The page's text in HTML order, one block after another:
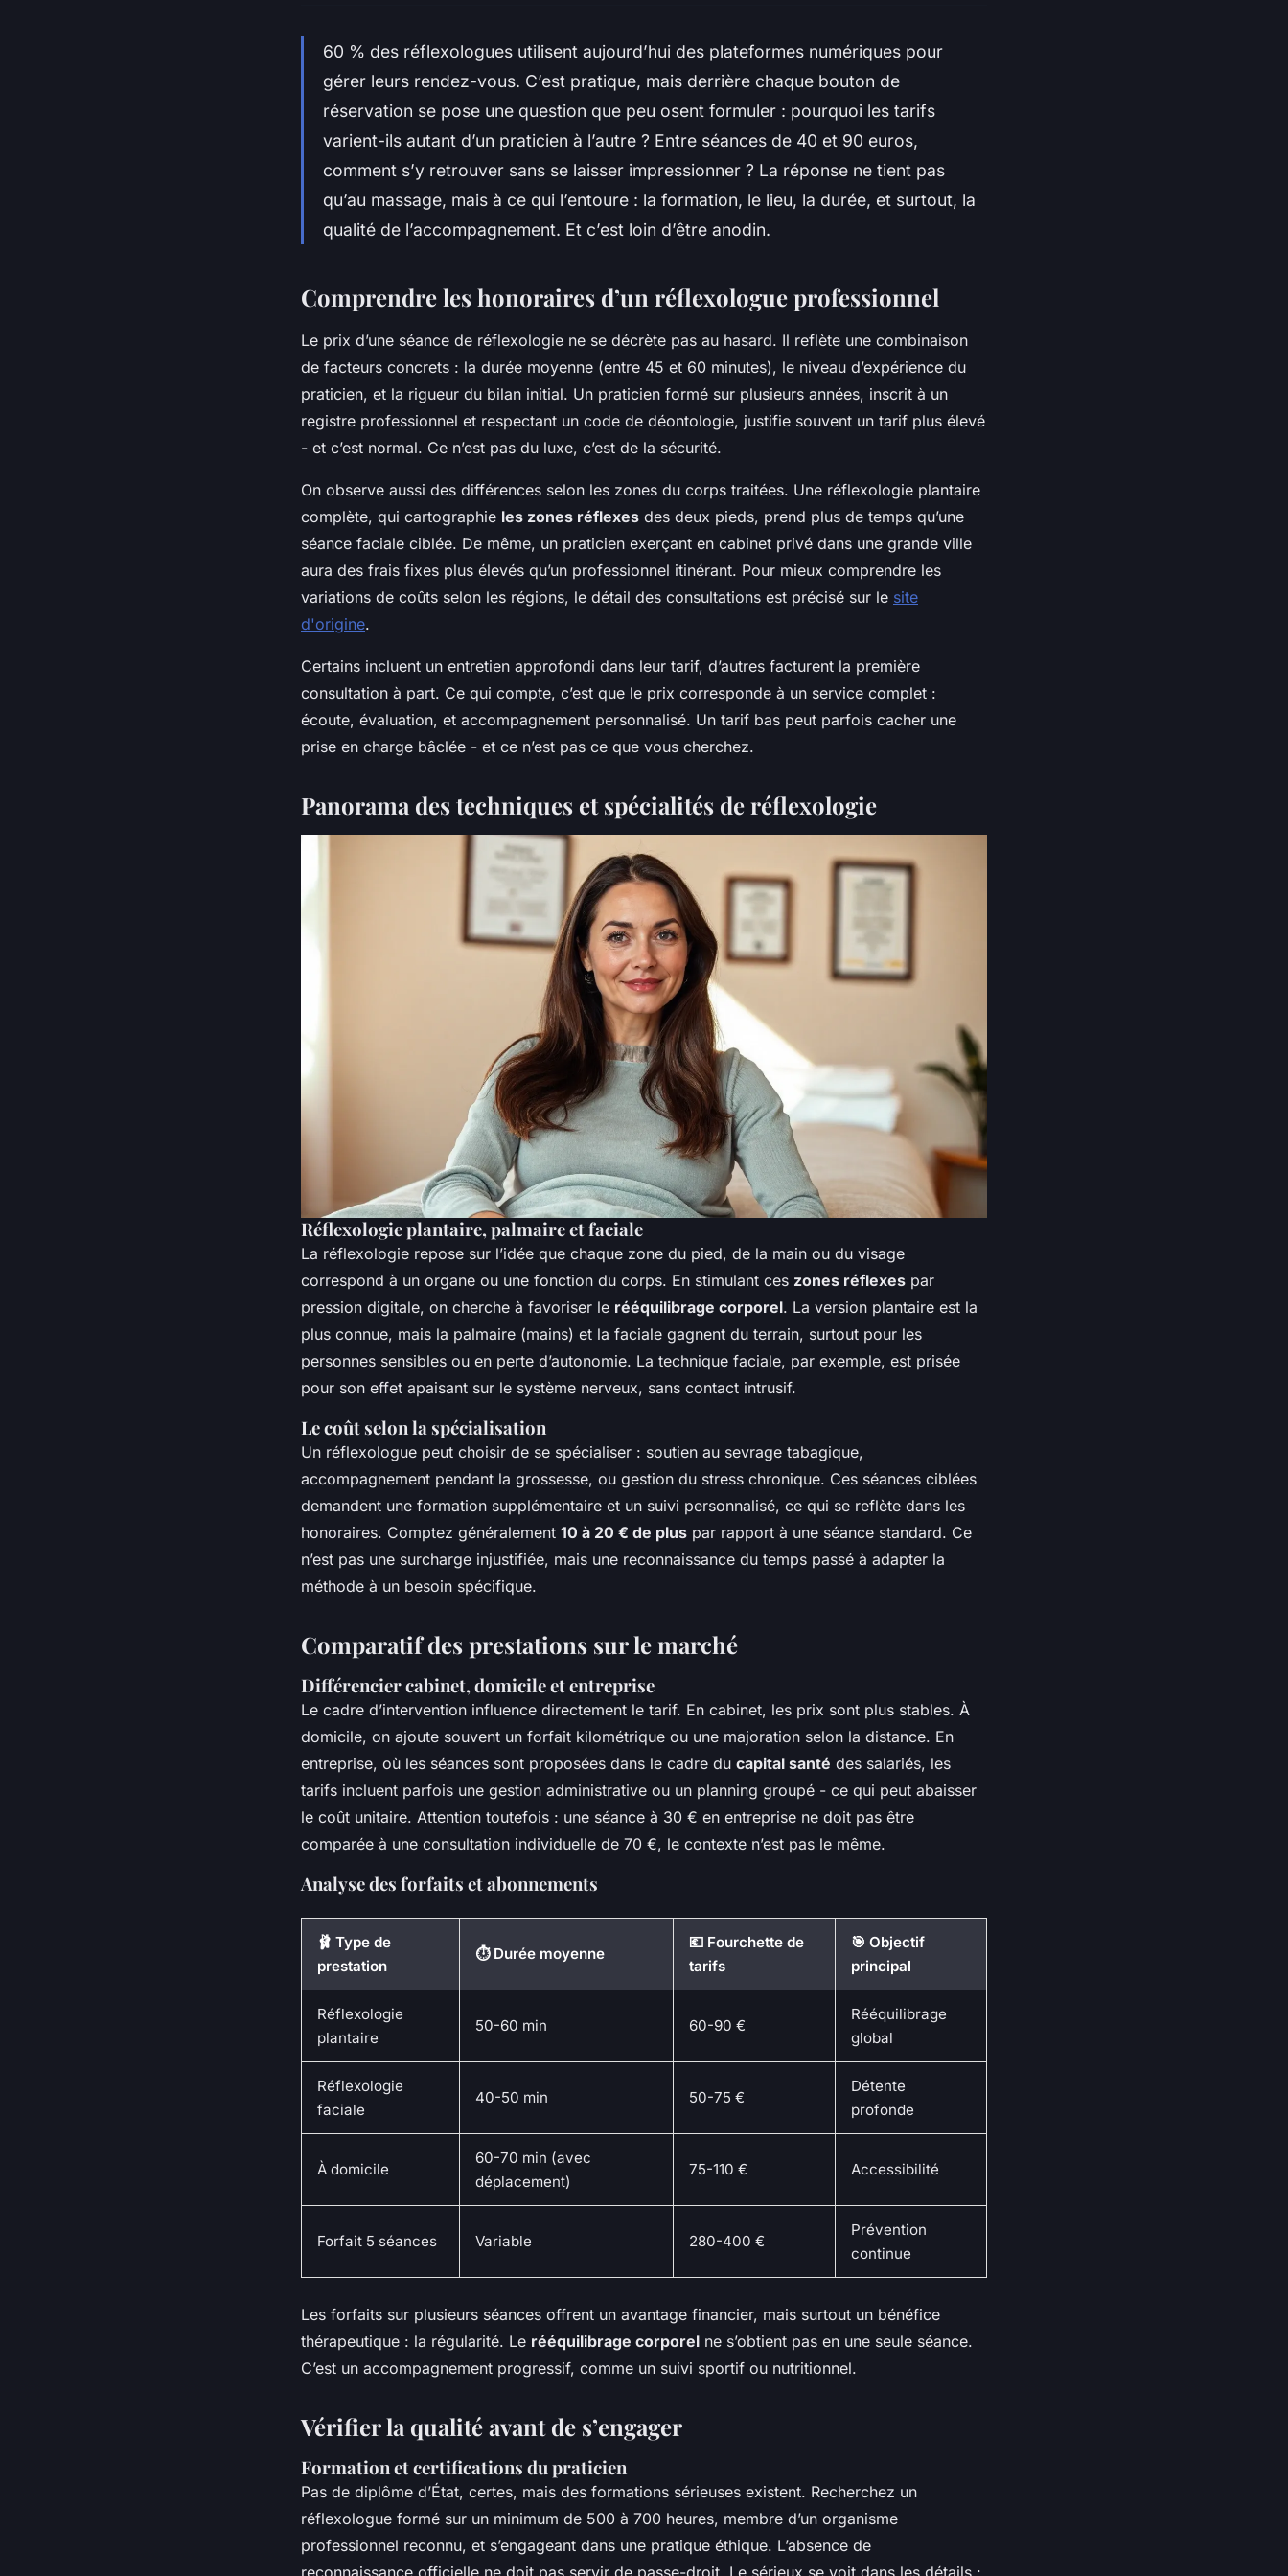
60 % des réflexologues utilisent aujourd’hui des plateformes numériques pour
gérer leurs rendez-vous. C’est pratique, mais derrière chaque bouton de
réservation se pose une question que peu osent formuler : pourquoi les tarifs
varient-ils autant d’un praticien à l’autre ? Entre séances de 40 et 90 euros,
comment s’y retrouver sans se laisser impressionner ? La réponse ne tient pas
qu’au massage, mais à ce qui l’entoure : la formation, le lieu, la durée, et surtout, la
qualité de l’accompagnement. Et c’est loin d’être anodin.
Comprendre les honoraires d’un réflexologue professionnel
Le prix d’une séance de réflexologie ne se décrète pas au hasard. Il reflète une combinaison
de facteurs concrets : la durée moyenne (entre 45 et 60 minutes), le niveau d’expérience du
praticien, et la rigueur du bilan initial. Un praticien formé sur plusieurs années, inscrit à un
registre professionnel et respectant un code de déontologie, justifie souvent un tarif plus élevé
- et c’est normal. Ce n’est pas du luxe, c’est de la sécurité.
On observe aussi des différences selon les zones du corps traitées. Une réflexologie plantaire
complète, qui cartographie les zones réflexes des deux pieds, prend plus de temps qu’une
séance faciale ciblée. De même, un praticien exerçant en cabinet privé dans une grande ville
aura des frais fixes plus élevés qu’un professionnel itinérant. Pour mieux comprendre les
variations de coûts selon les régions, le détail des consultations est précisé sur le site
d'origine.
Certains incluent un entretien approfondi dans leur tarif, d’autres facturent la première
consultation à part. Ce qui compte, c’est que le prix corresponde à un service complet :
écoute, évaluation, et accompagnement personnalisé. Un tarif bas peut parfois cacher une
prise en charge bâclée - et ce n’est pas ce que vous cherchez.
Panorama des techniques et spécialités de réflexologie
Réflexologie plantaire, palmaire et faciale
La réflexologie repose sur l’idée que chaque zone du pied, de la main ou du visage
correspond à un organe ou une fonction du corps. En stimulant ces zones réflexes par
pression digitale, on cherche à favoriser le rééquilibrage corporel. La version plantaire est la
plus connue, mais la palmaire (mains) et la faciale gagnent du terrain, surtout pour les
personnes sensibles ou en perte d’autonomie. La technique faciale, par exemple, est prisée
pour son effet apaisant sur le système nerveux, sans contact intrusif.
Le coût selon la spécialisation
Un réflexologue peut choisir de se spécialiser : soutien au sevrage tabagique,
accompagnement pendant la grossesse, ou gestion du stress chronique. Ces séances ciblées
demandent une formation supplémentaire et un suivi personnalisé, ce qui se reflète dans les
honoraires. Comptez généralement 10 à 20 € de plus par rapport à une séance standard. Ce
n’est pas une surcharge injustifiée, mais une reconnaissance du temps passé à adapter la
méthode à un besoin spécifique.
Comparatif des prestations sur le marché
Différencier cabinet, domicile et entreprise
Le cadre d’intervention influence directement le tarif. En cabinet, les prix sont plus stables. À
domicile, on ajoute souvent un forfait kilométrique ou une majoration selon la distance. En
entreprise, où les séances sont proposées dans le cadre du capital santé des salariés, les
tarifs incluent parfois une gestion administrative ou un planning groupé - ce qui peut abaisser
le coût unitaire. Attention toutefois : une séance à 30 € en entreprise ne doit pas être
comparée à une consultation individuelle de 70 €, le contexte n’est pas le même.
Analyse des forfaits et abonnements
🩰 Type de
prestation
⏱️ Durée moyenne
💶 Fourchette de
tarifs
🎯 Objectif
principal
Réflexologie
plantaire
50-60 min 60-90 €
Rééquilibrage
global
Réflexologie
faciale
40-50 min 50-75 €
Détente
profonde
À domicile
60-70 min (avec
déplacement)
75-110 € Accessibilité
Forfait 5 séances Variable 280-400 €
Prévention
continue
Les forfaits sur plusieurs séances offrent un avantage financier, mais surtout un bénéfice
thérapeutique : la régularité. Le rééquilibrage corporel ne s’obtient pas en une seule séance.
C’est un accompagnement progressif, comme un suivi sportif ou nutritionnel.
Vérifier la qualité avant de s’engager
Formation et certifications du praticien
Pas de diplôme d’État, certes, mais des formations sérieuses existent. Recherchez un
réflexologue formé sur un minimum de 500 à 700 heures, membre d’un organisme
professionnel reconnu, et s’engageant dans une pratique éthique. L’absence de